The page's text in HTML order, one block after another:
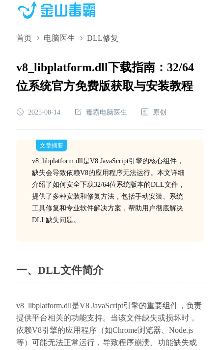
首页 电脑医生 DLL修复
v8_libplatform.dll下载指南：32/64
位系统官方免费版获取与安装教程
2025-08-14 毒霸电脑医生 原创
文章摘要
v8_libplatform.dll是V8 JavaScript引擎的核心组件，
缺失会导致依赖V8的应用程序无法运行。本文详细
介绍了如何安全下载32/64位系统版本的DLL文件，
提供了多种安装和修复方法，包括手动安装、系统
工具修复和专业软件解决方案，帮助用户彻底解决
DLL缺失问题。
一、DLL文件简介
v8_libplatform.dll是V8 JavaScript引擎的重要组件，负责
提供平台相关的功能支持。当该文件缺失或损坏时，
依赖V8引擎的应用程序（如Chrome浏览器、Node.js
等）可能无法正常运行，导致程序崩溃、功能缺失或